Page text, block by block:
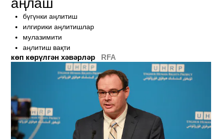
аңлаш
бүгүнки аңлитиш
илгирики аңлитишлар
мулазимити
аңлитиш вақти
көп көрүлгән хәвәрләр RFA